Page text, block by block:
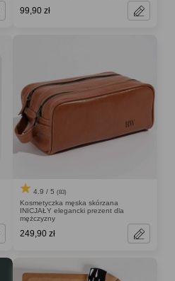
99,90 zł
4.9 / 5 (83)
Kosmetyczka męska skórzana
INICJAŁY elegancki prezent dla
mężczyzny
249,90 zł